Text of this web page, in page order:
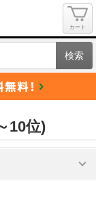
カート
検索
10位)